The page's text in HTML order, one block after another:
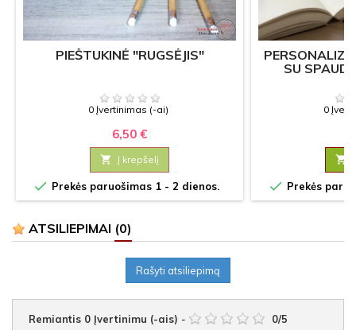
PIEŠTUKINĖ "RUGSĖJIS"
0 Įvertinimas (-ai)
6,50 €
 Į krepšelį
 Prekės paruošimas 1 - 2 dienos.
SU
0

 Prekės
ATSILIEPIMAI (0)
Rašyti atsiliepimą
Remiantis 0 Įvertinimu (-ais) - 0/5